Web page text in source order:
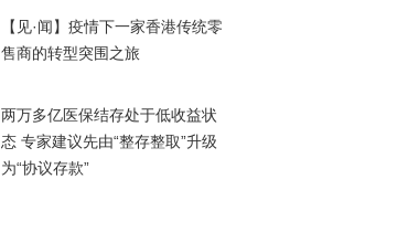
【见·闻】疫情下一家香港传统零
售商的转型突围之旅
两万多亿医保结存处于低收益状
态 专家建议先由“整存整取”升级
为“协议存款”